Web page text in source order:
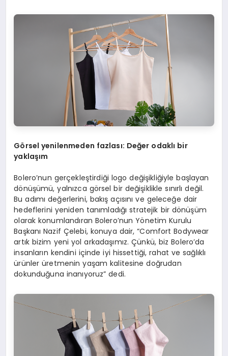
Görsel yenilenmeden fazlası: Değer odaklı bir
yaklaşım
Bolero’nun gerçekleştirdiği logo değişikliğiyle başlayan
dönüşümü, yalnızca görsel bir değişiklikle sınırlı değil.
Bu adımı değerlerini, bakış açısını ve geleceğe dair
hedeflerini yeniden tanımladığı stratejik bir dönüşüm
olarak konumlandıran Bolero’nun Yönetim Kurulu
Başkanı Nazif Çelebi, konuya dair, “Comfort Bodywear
artık bizim yeni yol arkadaşımız. Çünkü, biz Bolero’da
insanların kendini içinde iyi hissettiği, rahat ve sağlıklı
ürünler üretmenin yaşam kalitesine doğrudan
dokunduğuna inanıyoruz” dedi.